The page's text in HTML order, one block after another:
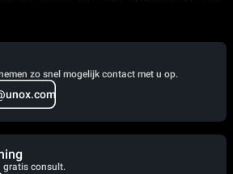
zo snel mogelijk contact met u op.
gratis consult.